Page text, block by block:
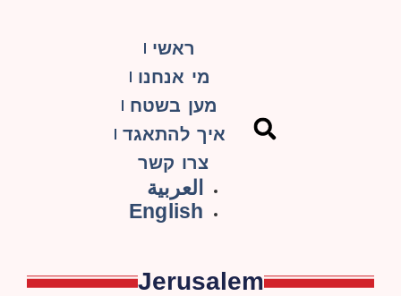
ראשי
מי אנחנו
מען בשטח
איך להתאגד
צרו קשר
العربية
English
Jerusalem